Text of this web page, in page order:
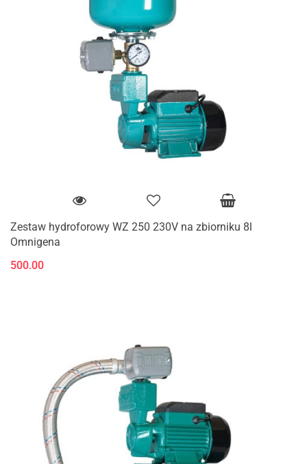
Zestaw hydroforowy WZ 250 230V na zbiorniku 8l
Omnigena
500.00